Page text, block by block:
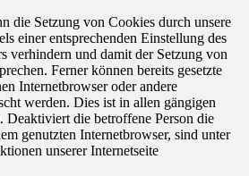
die Setzung von Cookies durch unsere
einer entsprechenden Einstellung des
verhindern und damit der Setzung von
Ferner können bereits gesetzte
Internetbrowser oder andere
werden. Dies ist in allen gängigen
Deaktiviert die betroffene Person die
genutzten Internetbrowser, sind unter
unserer Internetseite